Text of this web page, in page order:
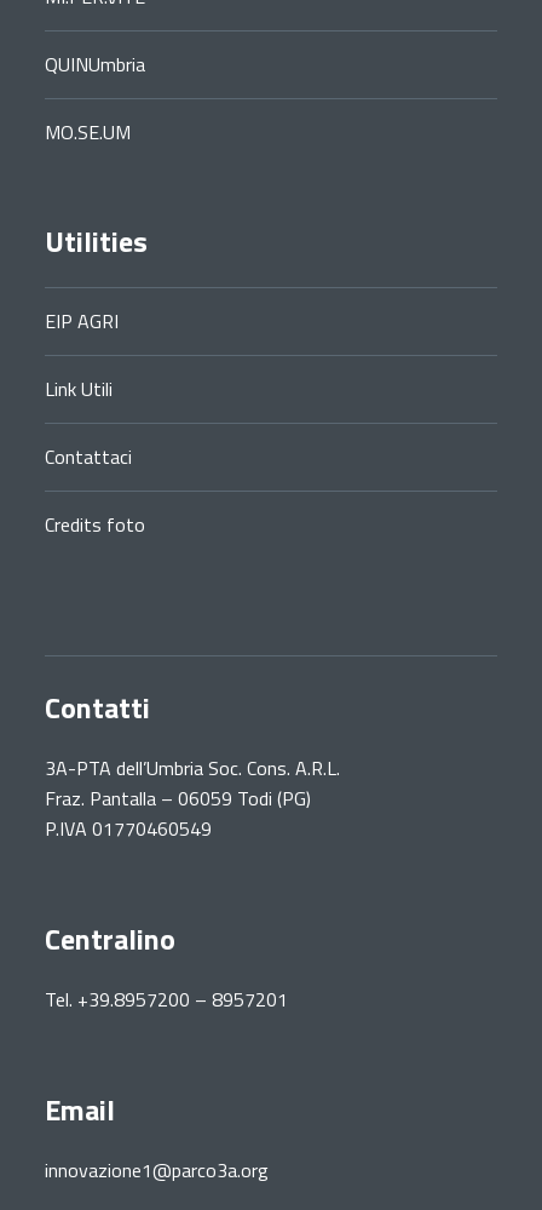
QUINUmbria
MO.SE.UM
Utilities
EIP AGRI
Link Utili
Contattaci
Credits foto
Contatti
3A-PTA dell’Umbria Soc. Cons. A.R.L.
Fraz. Pantalla – 06059 Todi (PG)
P.IVA 01770460549
Centralino
Tel. +39.8957200 – 8957201
Email
innovazione1@parco3a.org